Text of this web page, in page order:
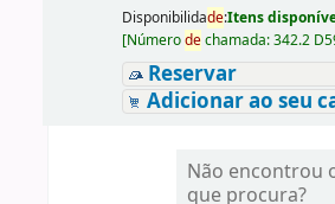
Disponibilidade:Itens
[Númerodechamada:342.2
Reservar
Adicionar ao seu
Não encontrou
que procura?